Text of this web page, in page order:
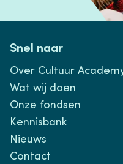
Snel naar
Over Cultuur
Wat wij doen
Onze fondsen
Kennisbank
Nieuws
Contact